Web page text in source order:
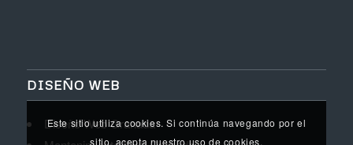
DISEÑO WEB
Diseño Web Granada
Este sitio utiliza cookies. Si continúa navegando por el
sitio, acepta nuestro uso de cookies.